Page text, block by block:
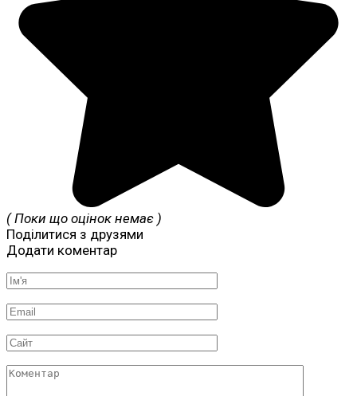
( Поки що оцінок немає )
Поділитися з друзями
Додати коментар
Ім'я
*
Email
*
Сайт
Коментар